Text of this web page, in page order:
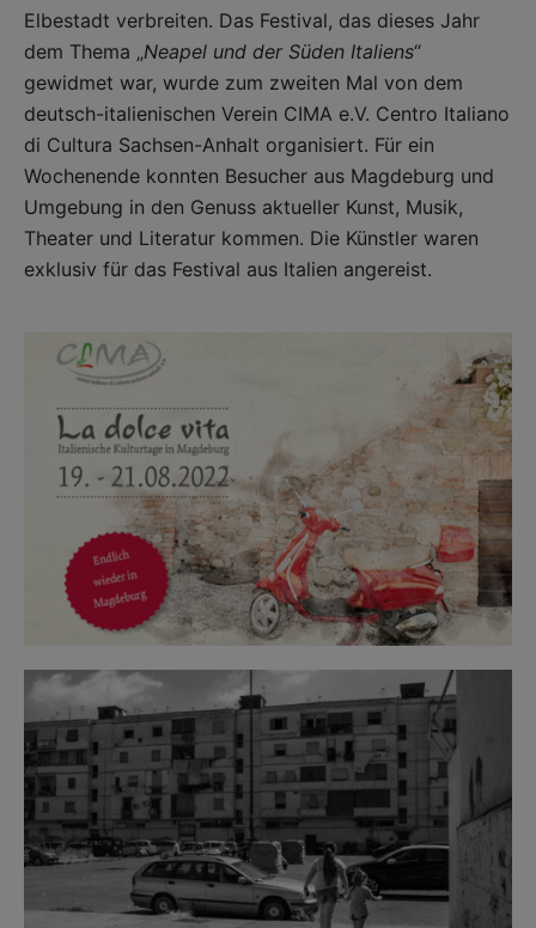
Elbestadt verbreiten. Das Festival, das dieses Jahr
dem Thema „Neapel und der Süden Italiens“
gewidmet war, wurde zum zweiten Mal von dem
deutsch-italienischen Verein CIMA e.V. Centro Italiano
di Cultura Sachsen-Anhalt organisiert. Für ein
Wochenende konnten Besucher aus Magdeburg und
Umgebung in den Genuss aktueller Kunst, Musik,
Theater und Literatur kommen. Die Künstler waren
exklusiv für das Festival aus Italien angereist.